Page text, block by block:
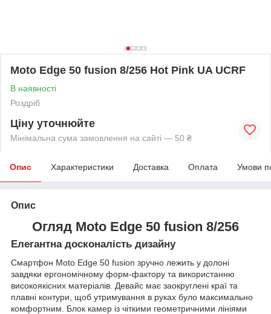
Moto Edge 50 fusion 8/256 Hot Pink UA UCRF
В наявності
Роздріб
Ціну уточнюйте
Мінімальна сума замовлення на сайті — 50 ₴
Опис Характеристики Доставка Оплата Умови
Опис
Огляд Moto Edge 50 fusion 8/256
Елегантна досконалість дизайну
Смартфон Moto Edge 50 fusion зручно лежить у долоні
завдяки ергономічному форм-фактору та використанню
високоякісних матеріалів. Девайс має заокруглені краї та
плавні контури, щоб утримування в руках було максимально
комфортним. Блок камер із чіткими геометричними лініями